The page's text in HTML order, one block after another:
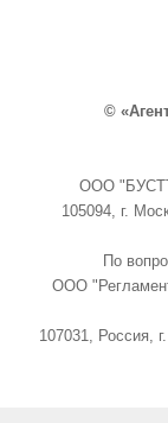
©
ООО
105094, г.
По
ООО
107031, Россия,